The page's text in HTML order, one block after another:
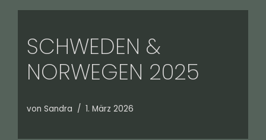
SCHWEDEN &
NORWEGEN 2025
von Sandra 1. März 2026